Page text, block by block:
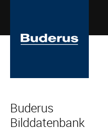
Buderus
Bilddatenbank